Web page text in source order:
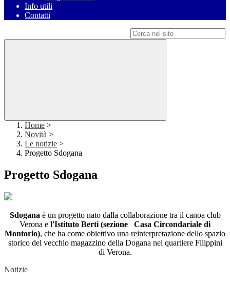
Info utili
Contatti
Home >
Novità >
Le notizie >
Progetto Sdogana
Progetto Sdogana
Sdogana è un progetto nato dalla collaborazione tra il canoa club
Verona e l'Istituto Berti (sezione Casa Circondariale di
Montorio), che ha come obiettivo una reinterpretazione dello spazio
storico del vecchio magazzino della Dogana nel quartiere Filippini
di Verona.
Notizie